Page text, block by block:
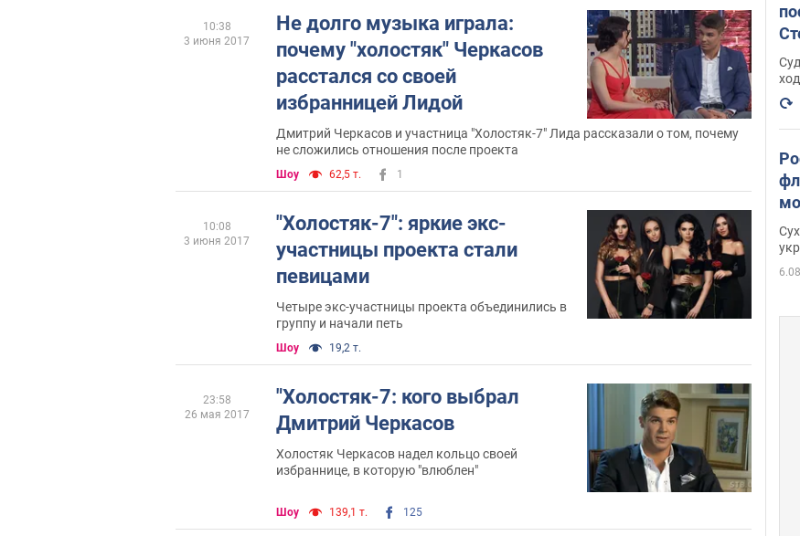
Не долго музыка играла:
почему "холостяк" Черкасов
расстался со своей
избранницей Лидой
Дмитрий Черкасов и участница "Холостяк-7" Лида рассказали о том, почему
не сложились отношения после проекта
Шоу 62,5 т. 1
10:38
3 июня 2017
"Холостяк-7": яркие экс-
участницы проекта стали
певицами
Четыре экс-участницы проекта объединились в
группу и начали петь
Шоу 19,2 т.
10:08
3 июня 2017
"Холостяк-7: кого выбрал
Дмитрий Черкасов
Холостяк Черкасов надел кольцо своей
избраннице, в которую "влюблен"
Шоу 139,1 т. 125
23:58
26 мая 2017